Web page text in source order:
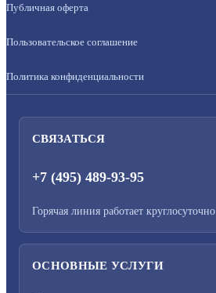
Публичная оферта
Пользовательское соглашение
Политика конфиденциальности
СВЯЗАТЬСЯ
+7 (495) 489-93-95
Горячая линия работает круглосуточно.
ОСНОВНЫЕ УСЛУГИ